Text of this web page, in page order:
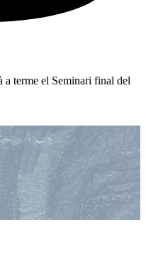
a terme el Seminari final del